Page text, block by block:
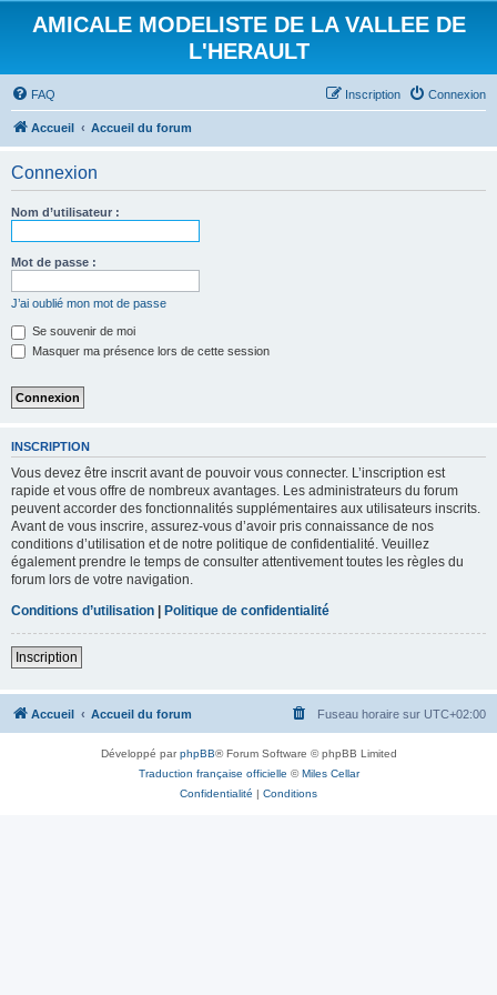
AMICALE MODELISTE DE LA VALLEE DE
L'HERAULT
FAQ Connexion
Inscription
Accueil Accueil du forum
Connexion
Nom d’utilisateur :
Mot de passe :
J’ai oublié mon mot de passe
Se souvenir de moi
Masquer ma présence lors de cette session
INSCRIPTION
Vous devez être inscrit avant de pouvoir vous connecter. L’inscription est
rapide et vous offre de nombreux avantages. Les administrateurs du forum
peuvent accorder des fonctionnalités supplémentaires aux utilisateurs inscrits.
Avant de vous inscrire, assurez-vous d’avoir pris connaissance de nos
conditions d’utilisation et de notre politique de confidentialité. Veuillez
également prendre le temps de consulter attentivement toutes les règles du
forum lors de votre navigation.
Conditions d’utilisation | Politique de confidentialité
Inscription
Accueil Accueil du forum Fuseau horaire sur UTC+02:00
Développé parphpBB® Forum Software © phpBB Limited
Traduction française officielle ©Miles Cellar
Confidentialité | Conditions